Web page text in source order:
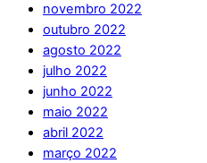
novembro 2022
outubro 2022
agosto 2022
julho 2022
junho 2022
maio 2022
abril 2022
março 2022